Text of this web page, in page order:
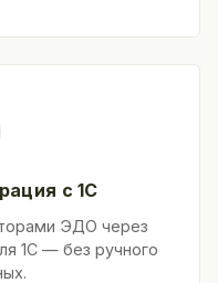
с 1С
ЭДО через
1С — без ручного